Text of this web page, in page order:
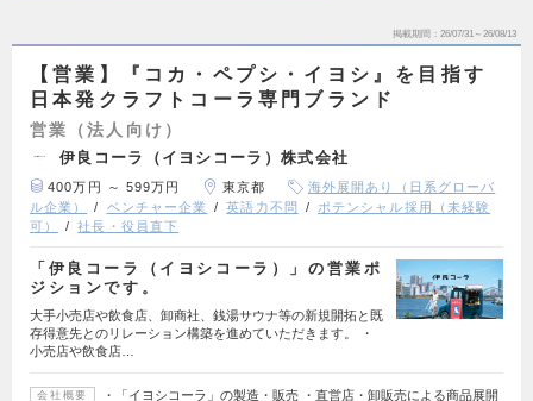
掲載期間 26/07/31～26/08/13
【営業】『コカ・ペプシ・イヨシ』を目指す
日本発クラフトコーラ専門ブランド
営業（法人向け）
伊良コーラ（イヨシコーラ）株式会社
400万円 ～ 599万円 東京都
海外展開あり（日系グローバ
ル企業）
ベンチャー企業 英語力不問
ポテンシャル採用（未経験
可）
社長・役員直下
「伊良コーラ（イヨシコーラ）」の営業ポ
ジションです。
大手小売店や飲食店、卸商社、銭湯サウナ等の新規開拓と既
存得意先とのリレーション構築を進めていただきます。 ・
小売店や飲食店…
会社概要
・「イヨシコーラ」の製造・販売 ・直営店・卸販売による商品展開